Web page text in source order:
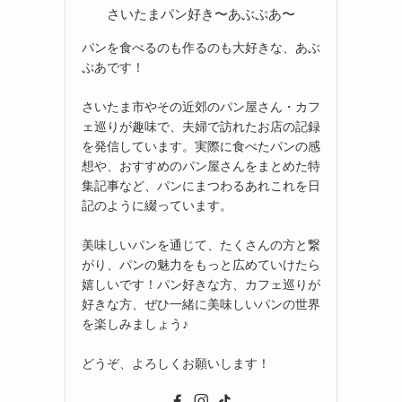
さいたまパン好き〜あぶぷあ〜
パンを食べるのも作るのも大好きな、あぶ
ぷあです！
さいたま市やその近郊のパン屋さん・カフ
ェ巡りが趣味で、夫婦で訪れたお店の記録
を発信しています。実際に食べたパンの感
想や、おすすめのパン屋さんをまとめた特
集記事など、パンにまつわるあれこれを日
記のように綴っています。
美味しいパンを通じて、たくさんの方と繋
がり、パンの魅力をもっと広めていけたら
嬉しいです！パン好きな方、カフェ巡りが
好きな方、ぜひ一緒に美味しいパンの世界
を楽しみましょう♪
どうぞ、よろしくお願いします！